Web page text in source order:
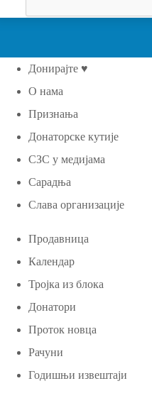
Донирајте ♥
О нама
Признања
Донаторске кутије
СЗС у медијама
Сарадња
Слава организације
Продавница
Календар
Тројка из блока
Донатори
Проток новца
Рачуни
Годишњи извештаји